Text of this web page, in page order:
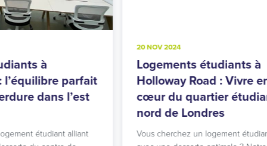
Logements étudiants à
Holloway Road : Vivre en ville au
cœur du quartier étudiant du
Vous cherchez un logement étudiant à Islington